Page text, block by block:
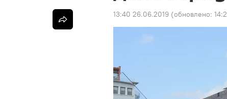
13:40 26.06.2019 (обновлено: